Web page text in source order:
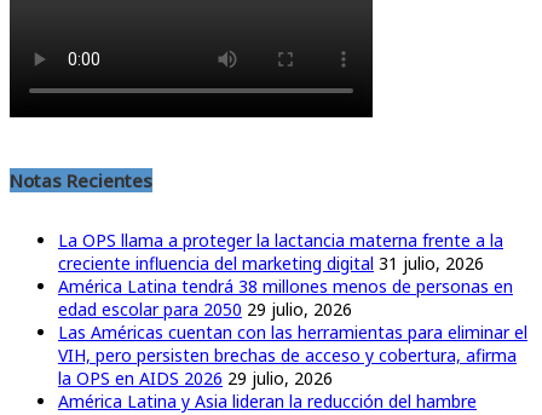
Notas Recientes
La OPS llama a proteger la lactancia materna frente a la
creciente influencia del marketing digital 31 julio, 2026
América Latina tendrá 38 millones menos de personas en
edad escolar para 2050 29 julio, 2026
Las Américas cuentan con las herramientas para eliminar el
VIH, pero persisten brechas de acceso y cobertura, afirma
la OPS en AIDS 2026 29 julio, 2026
América Latina y Asia lideran la reducción del hambre